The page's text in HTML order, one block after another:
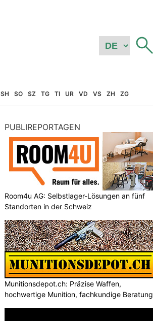
SH SO SZ TG TI UR VD VS ZH ZG
PUBLIREPORTAGEN
Room4u AG: Selbstlager-Lösungen an fünf
Standorten in der Schweiz
Munitionsdepot.ch: Präzise Waffen,
hochwertige Munition, fachkundige Beratung